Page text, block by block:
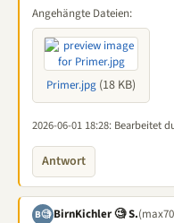
Angehängte Dateien:
Primer.jpg (18 KB)
2026-06-01 18:28: Bearbeitet
Antwort
B🧐 BirnKichler 🧐 S.